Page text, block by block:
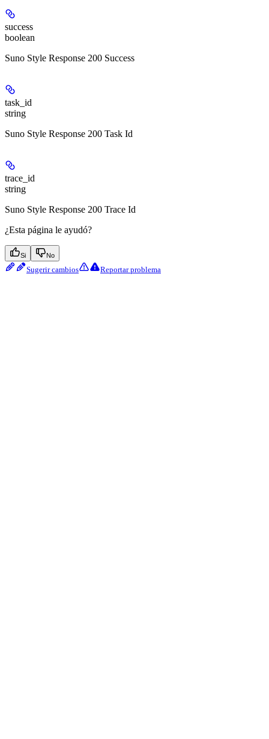
success
boolean
Suno Style Response 200 Success
task_id
string
Suno Style Response 200 Task Id
trace_id
string
Suno Style Response 200 Trace Id
¿Esta página le ayudó?
Si No
Sugerir cambios Reportar problema